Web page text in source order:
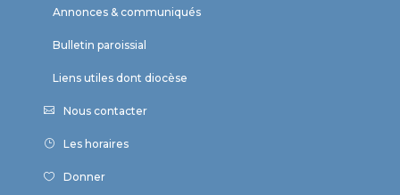
Annonces & communiqués
Bulletin paroissial
Liens utiles dont diocèse
Nous contacter
Les horaires
Donner